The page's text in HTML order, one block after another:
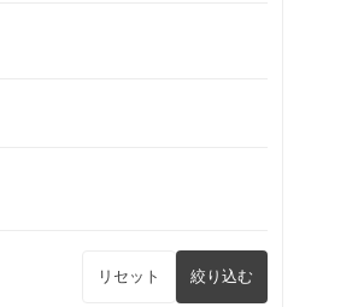
リセット 絞り込む